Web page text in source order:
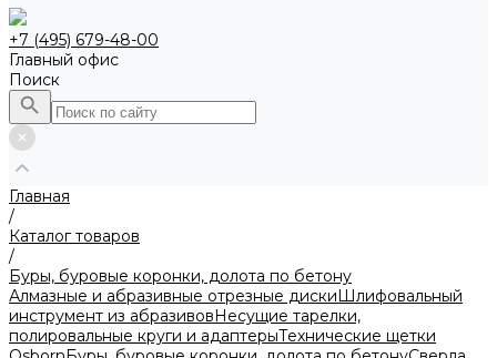
+7 (495) 679-48-00
Главный офис
Поиск
Главная
/
Каталог товаров
/
Буры, буровые коронки, долота по бетону
Алмазные и абразивные отрезные дискиШлифовальный
инструмент из абразивовНесущие тарелки,
полировальные круги и адаптерыТехнические щетки